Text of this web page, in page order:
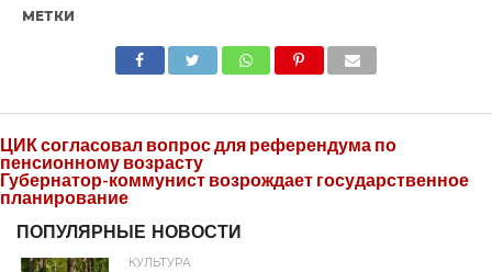
МЕТКИ
ЦИК согласовал вопрос для референдума по
пенсионному возрасту
Губернатор-коммунист возрождает государственное
планирование
ПОПУЛЯРНЫЕ НОВОСТИ
КУЛЬТУРА